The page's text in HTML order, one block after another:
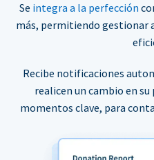
Se integra a la perfección
más, permitiendo gestionar
Recibe notificaciones
realicen un cambio en
momentos clave, para